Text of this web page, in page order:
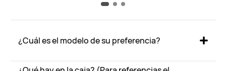
¿Cuál es el modelo de su preferencia?